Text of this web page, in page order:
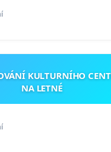
KULTURNÍHO
NA LETNÉ